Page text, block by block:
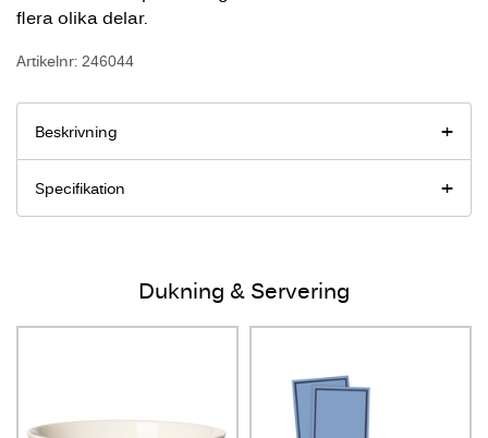
flera olika delar.
Artikelnr: 246044
Beskrivning
Specifikation
Dukning & Servering